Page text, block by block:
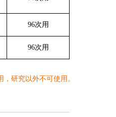
96次用
96次用
研究以外不可使用。